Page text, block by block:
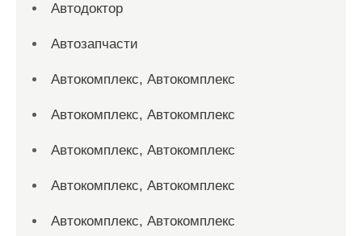
Автодоктор
Автозапчасти
Автокомплекс, Автокомплекс
Автокомплекс, Автокомплекс
Автокомплекс, Автокомплекс
Автокомплекс, Автокомплекс
Автокомплекс, Автокомплекс